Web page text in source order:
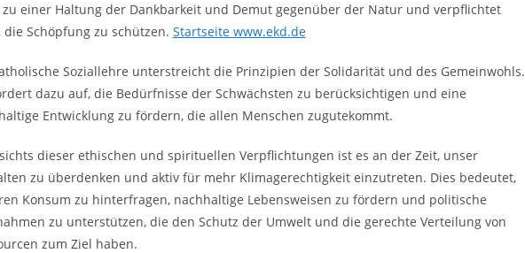
einer Haltung der Dankbarkeit und Demut gegenüber der Natur und verpflichtet
die Schöpfung zu schützen. Startseite www.ekd.de
Soziallehre unterstreicht die Prinzipien der Solidarität und des Gemeinwohls.
dazu auf, die Bedürfnisse der Schwächsten zu berücksichtigen und eine
Entwicklung zu fördern, die allen Menschen zugutekommt.
dieser ethischen und spirituellen Verpflichtungen ist es an der Zeit, unser
zu überdenken und aktiv für mehr Klimagerechtigkeit einzutreten. Dies bedeutet,
Konsum zu hinterfragen, nachhaltige Lebensweisen zu fördern und politische
zu unterstützen, die den Schutz der Umwelt und die gerechte Verteilung von
zum Ziel haben.